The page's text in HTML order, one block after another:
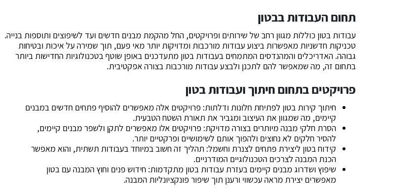
תחום העבודות בבטון
עבודות בטון כוללות מגוון רחב של שירותים ופרויקטים, החל מהקמת מבנים חדשים ועד לשיפוצים ותוספות בנייה.
טכניקות חדשניות מאפשרות ביצוע עבודות מורכבות ומדויקות יותר מאי פעם, תוך שמירה על איכות ובטיחות
גבוהה. האדריכלים והמהנדסים המתמחים בעבודות בטון מתעדכנים באופן שוטף בטכנולוגיות החדישות ביותר
בתחום זה, מה שמאפשר להם לתכנן ולבצע עבודות מורכבות בצורה אפקטיבית.
פרויקטים בתחום חיתוך ועבודות בטון
חיתוך קירות בטון לפתיחת חלונות ודלתות: פרויקטים אלה מאפשרים להוסיף פתחים חדשים במבנים
קיימים, מה שמגוון את העיצוב ומגביר את תאורת השטח הטבעית.
הסרת חלקי מבנה מיותרים בצורה מדויקת: פרויקטים אלו מאפשרים לתקן ולשפר מבנים קיימים,
להסיר חלקים לא נחוצים ולהפוך אותם לשימושיים ופרקטיים יותר.
קידוח בטון ליצירת פתחים לצנרת וחשמל: תהליך זה חשוב במיוחד בעבודות תשתית, והוא מאפשר
הכנת המבנה לצרכים הטכנולוגיים המודרניים.
שיפוץ ושדרוג מבנים קיימים בעזרת עבודות בטון מתקדמות: חידוש פנים וחוץ המבנה עם בטון
מאפשרים יצירת מראה עכשווי ורענן תוך שיפור פונקציונליות המבנה.